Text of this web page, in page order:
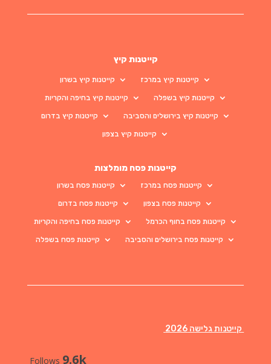
קייטנות קיץ
קייטנות קיץ במרכז קייטנות קיץ בשרון
קייטנות קיץ בשפלה קייטנות קיץ בחיפה והקריות
קייטנות קיץ בירושלים והסביבה קייטנות קיץ בדרום
קייטנות קיץ בצפון
קייטנות פסח מומלצות
קייטנות פסח במרכז קייטנות פסח בשרון
קייטנות פסח בצפון קייטנות פסח בדרום
קייטנות פסח בחוף הכרמל קייטנות פסח בחיפה והקריות
קייטנות פסח בירושלים והסביבה קייטנות פסח בשפלה
קייטנות גלישה 2026
9.6k
Follows